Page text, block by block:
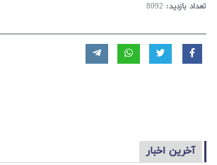
تعداد بازدید: 8092
آخرین اخبار